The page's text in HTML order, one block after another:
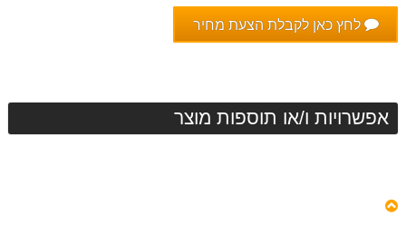
לחץ כאן לקבלת הצעת מחיר
אפשרויות ו/או תוספות מוצר